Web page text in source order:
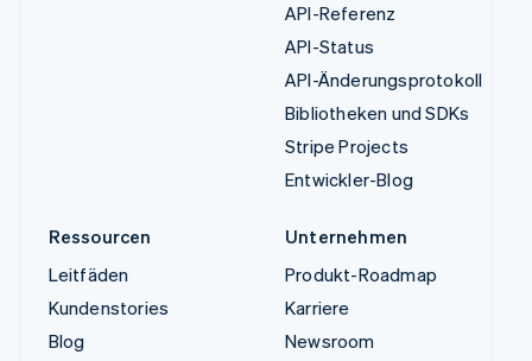
API-Referenz
API-Status
API-Änderungsprotokoll
Bibliotheken und SDKs
Stripe Projects
Entwickler-Blog
Ressourcen
Leitfäden
Kundenstories
Blog
Unternehmen
Produkt-Roadmap
Karriere
Newsroom